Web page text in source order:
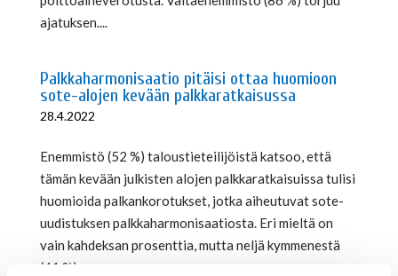
ajatuksen....
Palkkaharmonisaatio pitäisi ottaa huomioon
sote-alojen kevään palkkaratkaisussa
28.4.2022
Enemmistö (52 %) taloustieteilijöistä katsoo, että
tämän kevään julkisten alojen palkkaratkaisuissa tulisi
huomioida palkankorotukset, jotka aiheutuvat sote-
uudistuksen palkkaharmonisaatiosta. Eri mieltä on
vain kahdeksan prosenttia, mutta neljä kymmenestä
(41 %) on...